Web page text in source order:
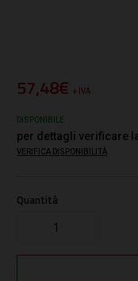
57,48€ + IVA
DISPONIBILE
per dettagli verificare
VERIFICA DISPONIBILITÀ
Quantità